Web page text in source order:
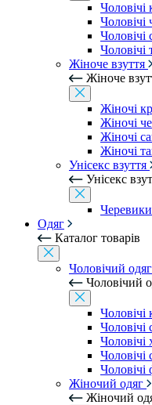
Чоловічі
Чоловічі
Чоловічі
Чоловічі
Жіноче взуття
Жіноче
Жіночі
Жіночі
Жіночі
Жіночі
Унісекс взуття
Унісекс
Черевики
Одяг
Каталог товарів
Чоловічий одяг
Чоловічий
Чоловічі
Чоловічі
Чоловічі
Чоловічі
Чоловічі
Жіночий одяг
Жіночий